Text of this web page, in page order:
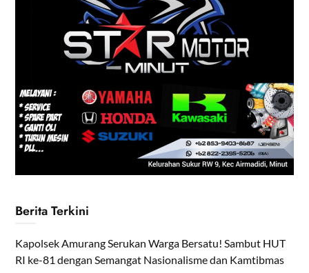
Berita Terkini
Kapolsek Amurang Serukan Warga Bersatu! Sambut HUT
RI ke-81 dengan Semangat Nasionalisme dan Kamtibmas